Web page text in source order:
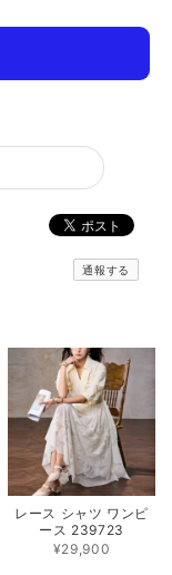
通報する
レース シャツ ワンピ
ース 239723
¥29,900